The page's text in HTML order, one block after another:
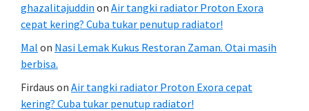
ghazalitajuddin on Air tangki radiator Proton Exora
cepat kering? Cuba tukar penutup radiator!
Mal on Nasi Lemak Kukus Restoran Zaman. Otai masih
berbisa.
Firdaus on Air tangki radiator Proton Exora cepat
kering? Cuba tukar penutup radiator!